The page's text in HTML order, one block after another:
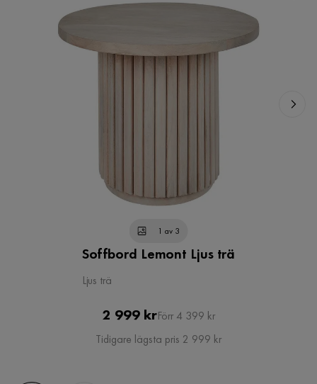
1 av 3
Soffbord Lemont Ljus trä
Ljus trä
Pris
2 999 krOriginal
Pris
Förr 4 399 kr
Tidigare lägsta pris 2 999 kr